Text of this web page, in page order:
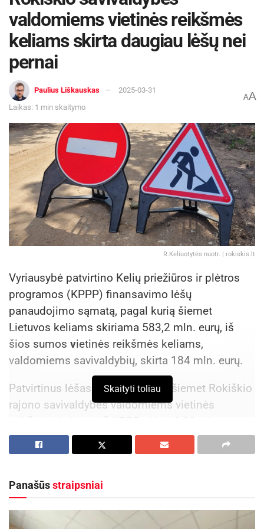
valdomiems vietinės reikšmės
keliams skirta daugiau lėšų nei
pernai
Paulius Liškauskas
2025-03-31
Laikas: 1 min skaitymo
AA
R.Keliuotytės nuotr. | rokiskis.lt
Vyriausybė patvirtino Kelių priežiūros ir plėtros
programos (KPPP) finansavimo lėšų
panaudojimo sąmatą, pagal kurią šiemet
Lietuvos keliams skiriama 583,2 mln. eurų, iš
šios sumos vietinės reikšmės keliams,
valdomiems savivaldybių, skirta 184 mln. eurų.
Patvirtinus lėšas, paaiškėjo, kad šiemet Rokiškio
rajono savivaldybės valdomiems vietinės
reikšmės keliams iš KPPP skirta 2,88 mln. eurų –
15 proc. daugiau nei 2024 m., kai suma siekė
2,49 mln. eurų.
Aktualios naujienos
gatvės dviračių ir pėsčiųjų takas
Skaityti toliau
Panašūsstraipsniai